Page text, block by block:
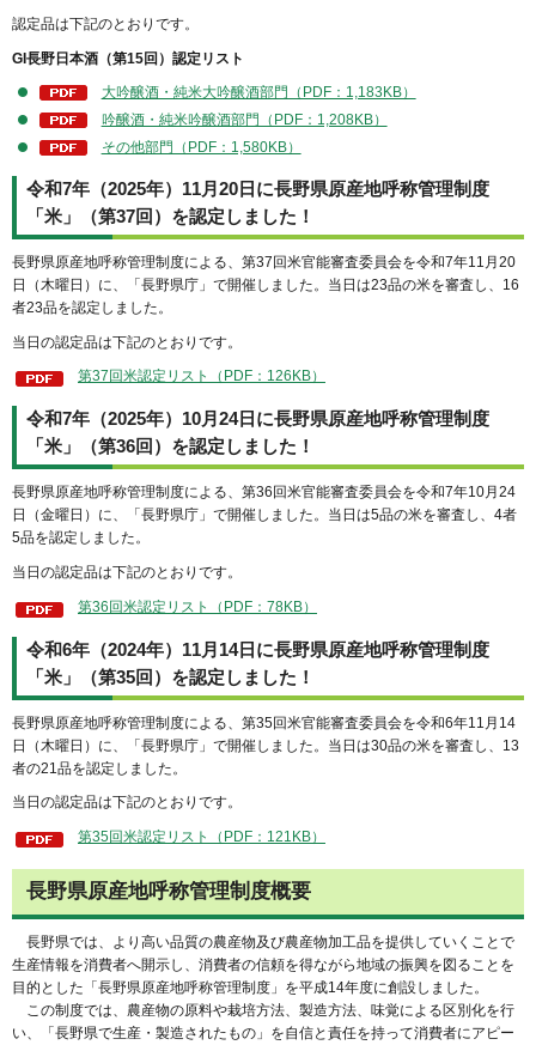
認定品は下記のとおりです。
GI長野日本酒（第15回）認定リスト
大吟醸酒・純米大吟醸酒部門（PDF：1,183KB）
吟醸酒・純米吟醸酒部門（PDF：1,208KB）
その他部門（PDF：1,580KB）
令和7年（2025年）11月20日に長野県原産地呼称管理制度
「米」（第37回）を認定しました！
長野県原産地呼称管理制度による、第37回米官能審査委員会を令和7年11月20
日（木曜日）に、「長野県庁」で開催しました。当日は23品の米を審査し、16
者23品を認定しました。
当日の認定品は下記のとおりです。
第37回米認定リスト（PDF：126KB）
令和7年（2025年）10月24日に長野県原産地呼称管理制度
「米」（第36回）を認定しました！
長野県原産地呼称管理制度による、第36回米官能審査委員会を令和7年10月24
日（金曜日）に、「長野県庁」で開催しました。当日は5品の米を審査し、4者
5品を認定しました。
当日の認定品は下記のとおりです。
第36回米認定リスト（PDF：78KB）
令和6年（2024年）11月14日に長野県原産地呼称管理制度
「米」（第35回）を認定しました！
長野県原産地呼称管理制度による、第35回米官能審査委員会を令和6年11月14
日（木曜日）に、「長野県庁」で開催しました。当日は30品の米を審査し、13
者の21品を認定しました。
当日の認定品は下記のとおりです。
第35回米認定リスト（PDF：121KB）
長野県原産地呼称管理制度概要
長野県では、より高い品質の農産物及び農産物加工品を提供していくことで
生産情報を消費者へ開示し、消費者の信頼を得ながら地域の振興を図ることを
目的とした「長野県原産地呼称管理制度」を平成14年度に創設しました。
この制度では、農産物の原料や栽培方法、製造方法、味覚による区別化を行
い、「長野県で生産・製造されたもの」を自信と責任を持って消費者にアピー